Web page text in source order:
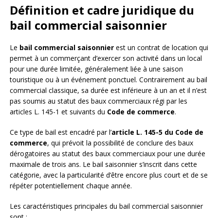
Définition et cadre juridique du
bail commercial saisonnier
Le bail commercial saisonnier est un contrat de location qui
permet à un commerçant d’exercer son activité dans un local
pour une durée limitée, généralement liée à une saison
touristique ou à un événement ponctuel. Contrairement au bail
commercial classique, sa durée est inférieure à un an et il n’est
pas soumis au statut des baux commerciaux régi par les
articles L. 145-1 et suivants du Code de commerce.
Ce type de bail est encadré par l’article L. 145-5 du Code de
commerce, qui prévoit la possibilité de conclure des baux
dérogatoires au statut des baux commerciaux pour une durée
maximale de trois ans. Le bail saisonnier s’inscrit dans cette
catégorie, avec la particularité d’être encore plus court et de se
répéter potentiellement chaque année.
Les caractéristiques principales du bail commercial saisonnier